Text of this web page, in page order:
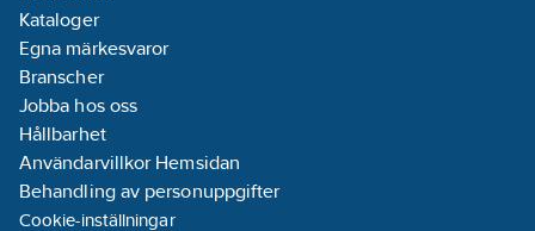
Kataloger
Egna märkesvaror
Branscher
Jobba hos oss
Hållbarhet
Användarvillkor Hemsidan
Behandling av personuppgifter
Cookie-inställningar